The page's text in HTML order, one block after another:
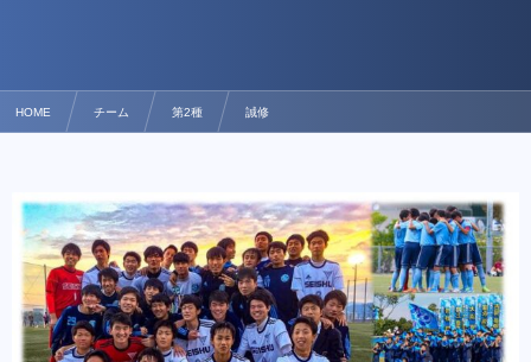
HOME チーム 第2種 誠修